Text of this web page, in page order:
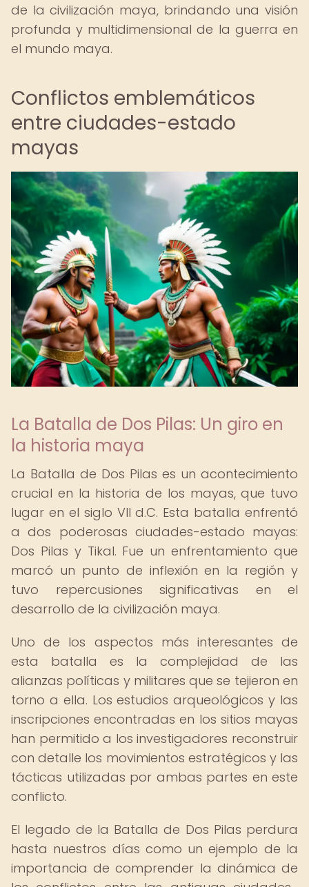
de la civilización maya, brindando una visión
profunda y multidimensional de la guerra en
el mundo maya.
Conflictos emblemáticos
entre ciudades-estado
mayas
La Batalla de Dos Pilas: Un giro en
la historia maya
La Batalla de Dos Pilas es un acontecimiento
crucial en la historia de los mayas, que tuvo
lugar en el siglo VII d.C. Esta batalla enfrentó
a dos poderosas ciudades-estado mayas:
Dos Pilas y Tikal. Fue un enfrentamiento que
marcó un punto de inflexión en la región y
tuvo repercusiones significativas en el
desarrollo de la civilización maya.
Uno de los aspectos más interesantes de
esta batalla es la complejidad de las
alianzas políticas y militares que se tejieron en
torno a ella. Los estudios arqueológicos y las
inscripciones encontradas en los sitios mayas
han permitido a los investigadores reconstruir
con detalle los movimientos estratégicos y las
tácticas utilizadas por ambas partes en este
conflicto.
El legado de la Batalla de Dos Pilas perdura
hasta nuestros días como un ejemplo de la
importancia de comprender la dinámica de